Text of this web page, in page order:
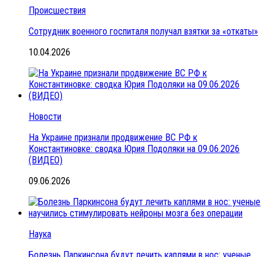
Происшествия
Сотрудник военного госпиталя получал взятки за «откаты»
10.04.2026
Новости
На Украине признали продвижение ВС РФ к
Константиновке: сводка Юрия Подоляки на 09.06.2026
(ВИДЕО)
09.06.2026
Наука